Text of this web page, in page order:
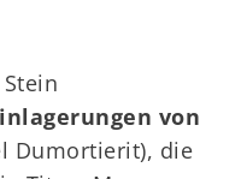
von
Dumortierit), die